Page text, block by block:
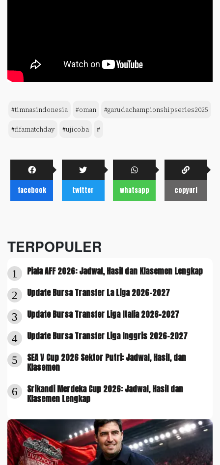
#timnasindonesia #oman #garudachampionshipseries2025
#fifamatchday #ujicoba #
facebook twitter whatsapp copyurl
TERPOPULER
1 Piala AFF 2026: Jadwal, Hasil dan Klasemen Lengkap
2 Update Bursa Transfer La Liga 2026-2027
3 Update Bursa Transfer Liga Italia 2026-2027
4 Update Bursa Transfer Liga Inggris 2026-2027
5
SEA V Cup 2026 Sektor Putri: Jadwal, Hasil, dan
Klasemen
6
Srikandi Merdeka Cup 2026: Jadwal, Hasil dan
Klasemen Lengkap